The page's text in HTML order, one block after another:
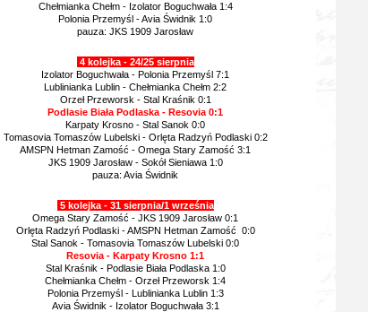
Chełmianka Chełm - Izolator Boguchwała 1:4
Polonia Przemyśl - Avia Świdnik 1:0
pauza: JKS 1909 Jarosław
4 kolejka - 24/25 sierpnia
Izolator Boguchwała - Polonia Przemyśl 7:1
Lublinianka Lublin - Chełmianka Chełm 2:2
Orzeł Przeworsk - Stal Kraśnik 0:1
Podlasie Biała Podlaska - Resovia 0:1
Karpaty Krosno - Stal Sanok 0:0
Tomasovia Tomaszów Lubelski - Orlęta Radzyń Podlaski 0:2
AMSPN Hetman Zamość - Omega Stary Zamość 3:1
JKS 1909 Jarosław - Sokół Sieniawa 1:0
pauza: Avia Świdnik
5 kolejka - 31 sierpnia/1 września
Omega Stary Zamość - JKS 1909 Jarosław 0:1
Orlęta Radzyń Podlaski - AMSPN Hetman Zamość 0:0
Stal Sanok - Tomasovia Tomaszów Lubelski 0:0
Resovia - Karpaty Krosno 1:1
Stal Kraśnik - Podlasie Biała Podlaska 1:0
Chełmianka Chełm - Orzeł Przeworsk 1:4
Polonia Przemyśl - Lublinianka Lublin 1:3
Avia Świdnik - Izolator Boguchwała 3:1